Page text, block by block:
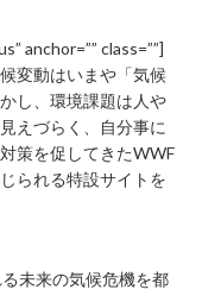
anchor=”” class=””]
変動はいまや「気候
し、環境課題は人や
えづらく、自分事に
策を促してきたWWF
られる特設サイトを
未来の気候危機を都